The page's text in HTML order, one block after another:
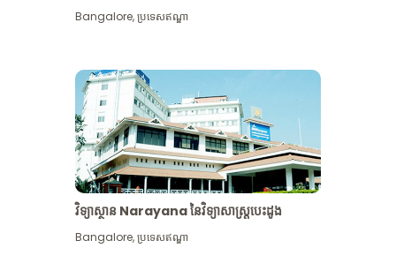
Bangalore,ប្រទេសឥណ្ឌា
វិទ្យាស្ថាន Narayana នៃវិទ្យាសាស្រ្តបេះដូង
Bangalore,ប្រទេសឥណ្ឌា